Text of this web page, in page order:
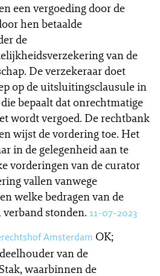
een vergoeding door de
hen betaalde
de
van de
De verzekeraar doet
op de uitsluitingsclausule in
bepaalt dat onrechtmatige
wordt vergoed. De rechtbank
wijst de vordering toe. Het
in de gelegenheid aan te
vorderingen van de curator
vallen vanwege
welke bedragen van de
stonden. 11-07-2023
Amsterdam OK;
van de
waarbinnen de